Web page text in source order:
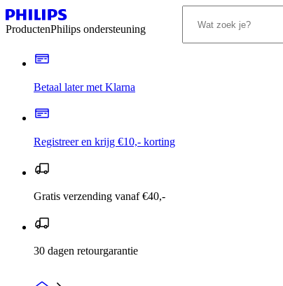
ProductenPhilips ondersteuning
Betaal later met Klarna
Registreer en krijg €10,- korting
Gratis verzending vanaf €40,-
30 dagen retourgarantie